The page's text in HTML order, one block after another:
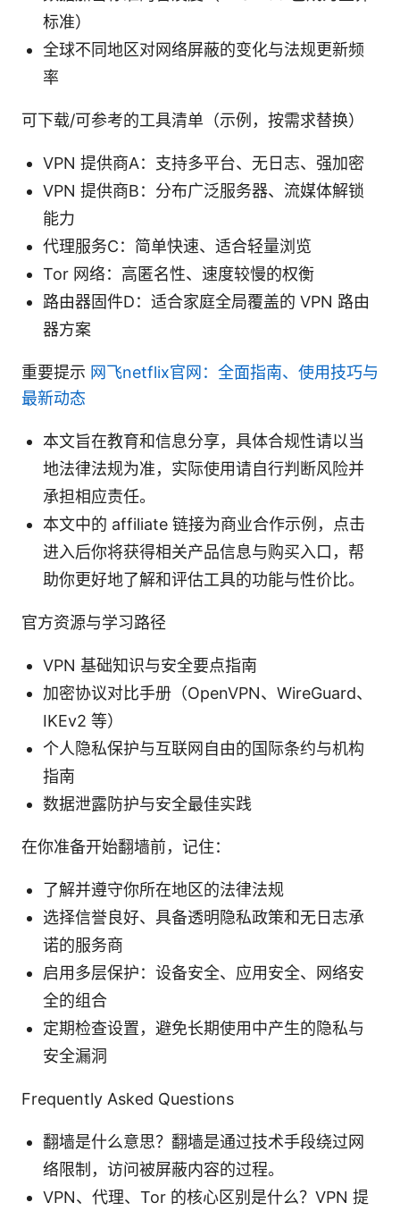
标准）
全球不同地区对网络屏蔽的变化与法规更新频
率
可下载/可参考的工具清单（示例，按需求替换）
VPN 提供商A：支持多平台、无日志、强加密
VPN 提供商B：分布广泛服务器、流媒体解锁
能力
代理服务C：简单快速、适合轻量浏览
Tor 网络：高匿名性、速度较慢的权衡
路由器固件D：适合家庭全局覆盖的 VPN 路由
器方案
重要提示 网飞netflix官网：全面指南、使用技巧与
最新动态
本文旨在教育和信息分享，具体合规性请以当
地法律法规为准，实际使用请自行判断风险并
承担相应责任。
本文中的 affiliate 链接为商业合作示例，点击
进入后你将获得相关产品信息与购买入口，帮
助你更好地了解和评估工具的功能与性价比。
官方资源与学习路径
VPN 基础知识与安全要点指南
加密协议对比手册（OpenVPN、WireGuard、
IKEv2 等）
个人隐私保护与互联网自由的国际条约与机构
指南
数据泄露防护与安全最佳实践
在你准备开始翻墙前，记住：
了解并遵守你所在地区的法律法规
选择信誉良好、具备透明隐私政策和无日志承
诺的服务商
启用多层保护：设备安全、应用安全、网络安
全的组合
定期检查设置，避免长期使用中产生的隐私与
安全漏洞
Frequently Asked Questions
翻墙是什么意思？翻墙是通过技术手段绕过网
络限制，访问被屏蔽内容的过程。
VPN、代理、Tor 的核心区别是什么？VPN 提